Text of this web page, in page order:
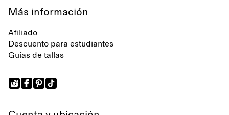
Más información
Afiliado
Descuento para estudiantes
Guías de tallas